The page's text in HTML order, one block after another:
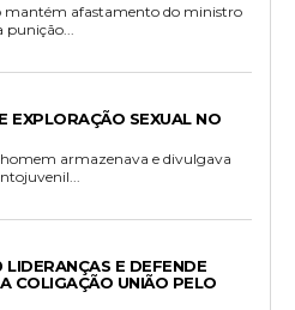
mantém afastamento do ministro
EXPLORAÇÃO SEXUAL NO
armazenava e divulgava
E DEFENDE
COLIGAÇÃO UNIÃO PELO